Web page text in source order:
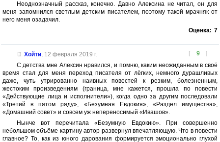
Неоднозначный рассказ, конечно. Давно Алексина не читал, он для
меня запомнился светлым детским писателем, поэтому такой мрачняк от
него меня озадачил.
Оценка: 7
[ 9 ]
Хойти, 12 февраля 2019 г.
С детства мне Алексин нравился, и помню, каким неожиданным в своё
время стал для меня переход писателя от лёгких, немного дурашливых
даже, чуть утрированно наивных повестей к резким, болезненным,
жестоким произведениям (граница, мне кажется, прошла по повести
«Действующие лица и исполнители»), когда одно за другим последовали
«Третий в пятом ряду», «Безумная Евдокия», «Раздел имущества»,
«Домашний совет» и совсем уж непереносимый «Ивашов».
Нынче вот перечитала «Безумную Евдокию». При совершенно
небольшом объёме картину автор развернул впечатляющую. Что в повести
главное? То, как из юного дарования формируется эмоционально глухой